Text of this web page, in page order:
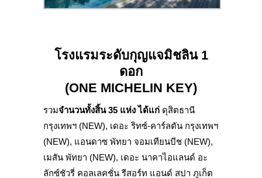
โรงแรมระดับกุญแจมิชลิน 1
ดอก
(ONE MICHELIN KEY)
รวมจำนวนทั้งสิ้น 35 แห่ง ได้แก่ ดุสิตธานี
กรุงเทพฯ (NEW), เดอะ ริทซ์-คาร์ลตัน กรุงเทพฯ
(NEW), แอนดาซ พัทยา จอมเทียนบีช (NEW),
เมสัน พัทยา (NEW), เดอะ นาคาไอแลนด์ อะ
ลักซ์ชัวรี่ คอลเลคชั่น รีสอร์ท แอนด์ สปา ภูเก็ต